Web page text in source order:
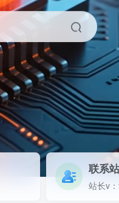
联系
站长v